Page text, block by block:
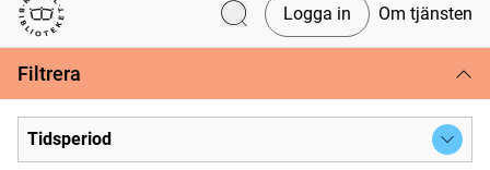
Svenska tidningar
Logga in Om tjänsten
Filtrera
Tidsperiod